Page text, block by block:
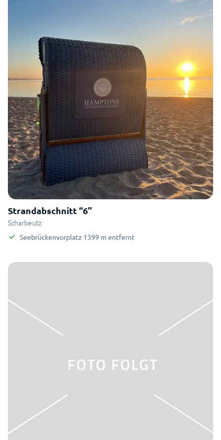
Strandabschnitt “6"
Scharbeutz
Seebrückenvorplatz 1399 m entfernt